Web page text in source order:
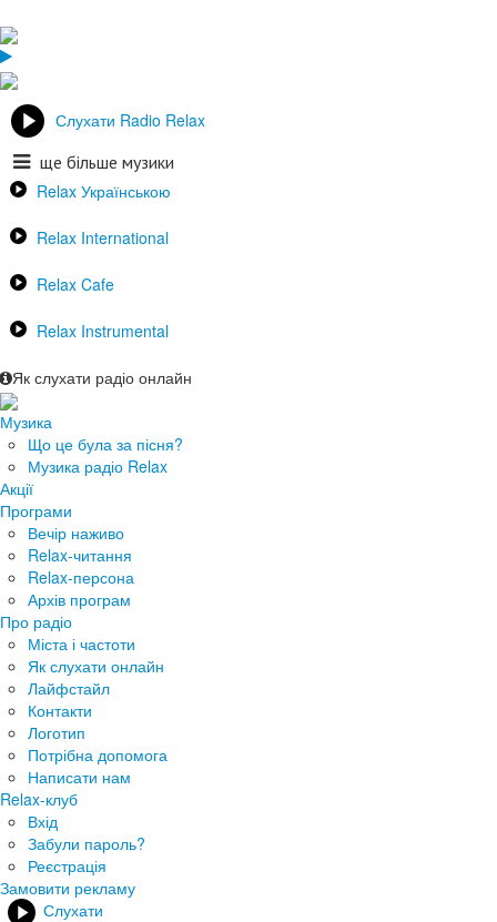
Слухати Radio Relax
ще більше музики
Relax Українською
Relax International
Relax Cafe
Relax Instrumental
Як слухати радіо онлайн
Музика
Що це була за пісня?
Музика радіо Relax
Акції
Програми
Вечір наживо
Relax-читання
Relax-персона
Архів програм
Про радіо
Міста і частоти
Як слухати онлайн
Лайфстайл
Контакти
Логотип
Потрібна допомога
Написати нам
Relax-клуб
Вхід
Забули пароль?
Реєстрація
Замовити рекламу
Слухати